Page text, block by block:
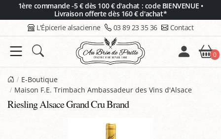
1ère commande -5 € dès 100 € d'achat : code BIENVENUE •
Livraison offerte dès 160 € d'achat*
L'Épicerie alsacienne 03 89 23 35 36 Contact
0
E-Boutique
Maison F.E. Trimbach Ambassadeur des Vins d'Alsace
Riesling Alsace Grand Cru Brand
Panneau de gestion des cookies